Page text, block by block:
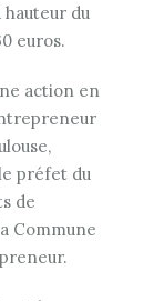
du
euros.
action en
préfet du
de
Commune